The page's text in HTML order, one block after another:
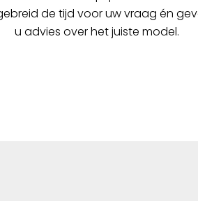
de tijd voor uw vraag én
u advies over het juiste model.